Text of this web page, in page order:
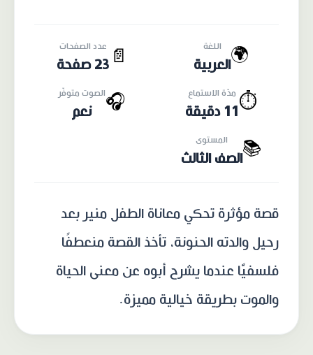
🌍 اللغة
العربية 📄
عدد الصفحات
23 صفحة
⏱️ مدّة الاستماع
11 دقيقة
🎧الصوت متوفّر
نعم
📚 المستوى
الصف الثالث
قصة مؤثرة تحكي معاناة الطفل منير بعد
رحيل والدته الحنونة، تأخذ القصة منعطفًا
فلسفيًّا عندما يشرح أبوه عن معنى الحياة
والموت بطريقة خيالية مميزة.